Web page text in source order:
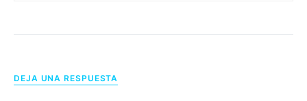
DEJA UNA RESPUESTA